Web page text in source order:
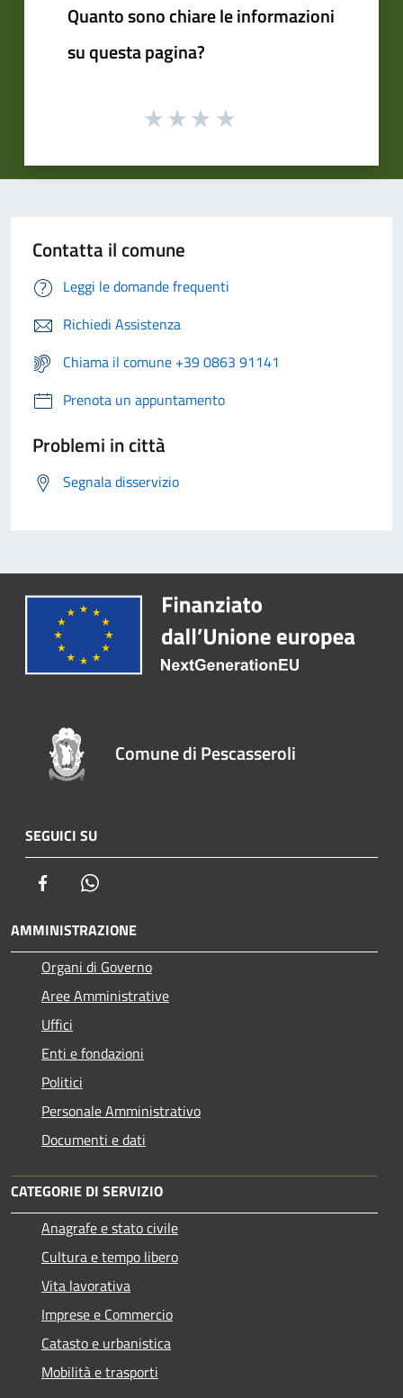
Quanto sono chiare le informazioni
su questa pagina?
Contatta il comune
Leggi le domande frequenti
Richiedi Assistenza
Chiama il comune +39 0863 91141
Prenota un appuntamento
Problemi in città
Segnala disservizio
Comune di Pescasseroli
SEGUICI SU
Facebook
AMMINISTRAZIONE
Organi di Governo
Aree Amministrative
Uffici
Enti e fondazioni
Politici
Personale Amministrativo
Documenti e dati
CATEGORIE DI SERVIZIO
Anagrafe e stato civile
Cultura e tempo libero
Vita lavorativa
Imprese e Commercio
Catasto e urbanistica
Mobilità e trasporti